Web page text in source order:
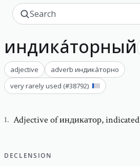
индика́торный
adjective adverb индика́торно
very rarely used (#38792)
1. Adjective of индикатор,indicated
DECLENSION